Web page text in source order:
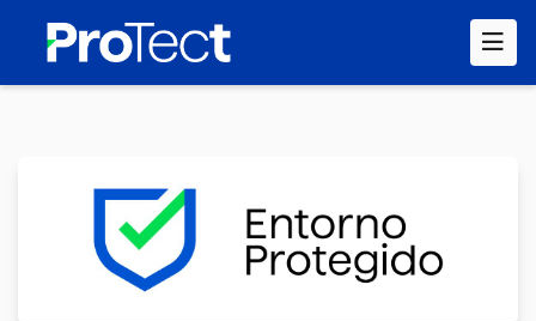
contenido
principal